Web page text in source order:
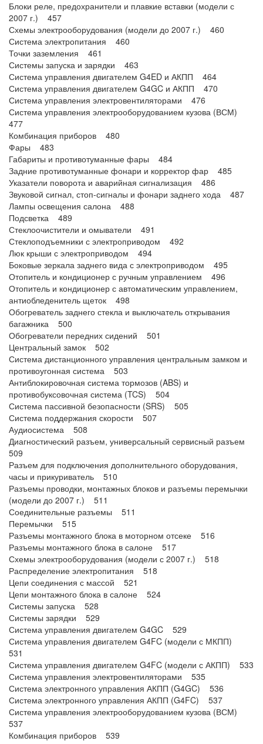
Блоки реле, предохранители и плавкие вставки (модели с
2007 г.) 457
Схемы электрооборудования (модели до 2007 г.) 460
Система электропитания 460
Точки заземления 461
Системы запуска и зарядки 463
Система управления двигателем G4ED и АКПП 464
Система управления двигателем G4GC и АКПП 470
Система управления электровентиляторами 476
Система управления электрооборудованием кузова (ВСМ)
477
Комбинация приборов 480
Фары 483
Габариты и противотуманные фары 484
Задние противотуманные фонари и корректор фар 485
Указатели поворота и аварийная сигнализация 486
Звуковой сигнал, стоп-сигналы и фонари заднего хода 487
Лампы освещения салона 488
Подсветка 489
Стеклоочистители и омыватели 491
Стеклоподъемники с электроприводом 492
Люк крыши с электроприводом 494
Боковые зеркала заднего вида с электроприводом 495
Отопитель и кондиционер с ручным управлением 496
Отопитель и кондиционер с автоматическим управлением,
антиобледенитель щеток 498
Обогреватель заднего стекла и выключатель открывания
багажника 500
Обогреватели передних сидений 501
Центральный замок 502
Система дистанционного управления центральным замком и
противоугонная система 503
Антиблокировочная система тормозов (ABS) и
противобуксовочная система (TCS) 504
Система пассивной безопасности (SRS) 505
Система поддержания скорости 507
Аудиосистема 508
Диагностический разъем, универсальный сервисный разъем
509
Разъем для подключения дополнительного оборудования,
часы и прикуриватель 510
Разъемы проводки, монтажных блоков и разъемы перемычки
(модели до 2007 г.) 511
Соединительные разъемы 511
Перемычки 515
Разъемы монтажного блока в моторном отсеке 516
Разъемы монтажного блока в салоне 517
Схемы электрооборудования (модели с 2007 г.) 518
Распределение электропитания 518
Цепи соединения с массой 521
Цепи монтажного блока в салоне 524
Системы запуска 528
Системы зарядки 529
Система управления двигателем G4GC 529
Система управления двигателем G4FC (модели с МКПП)
531
Система управления двигателем G4FC (модели с АКПП) 533
Система управления электровентиляторами 535
Система электронного управления АКПП (G4GC) 536
Система электронного управления АКПП (G4FC) 537
Система управления электрооборудованием кузова (ВСМ)
537
Комбинация приборов 539